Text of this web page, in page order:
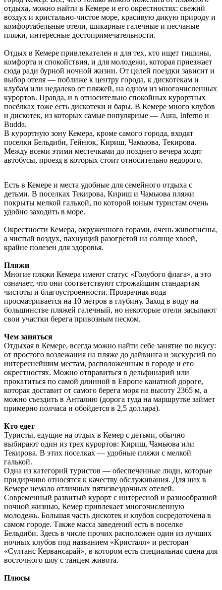
отдыха, можно найти в Кемере и его окрестностях: свежий
воздух и кристально-чистое море, красивую дикую природу и
комфортабельные отели, шикарные галечные и песчаные
пляжи, интересные достопримечательности.
Отдых в Кемере привлекателен и для тех, кто ищет тишины,
комфорта и спокойствия, и для молодежи, которая приезжает
сюда ради бурной ночной жизни. От целей поездки зависит и
выбор отеля — поближе к центру города, к дискотекам и
клубам или недалеко от пляжей, на одном из многочисленных
курортов. Правда, и в относительно спокойных курортных
посёлках тоже есть дискотеки и бары. В Кемере много клубов
и дискотек, из которых самые популярные — Aura, Inferno и
Budda.
В курортную зону Кемера, кроме самого города, входят
поселки Бельдиби, Гейнюк, Кириш, Чамьюва, Текирова.
Между всеми этими местечками до позднего вечера ходят
автобусы, проезд в которых стоит относительно недорого.
Есть в Кемере и места удобные для семейного отдыха с
детьми. В поселках Текирова, Кириш и Чамьюва пляжи
покрыты мелкой галькой, по которой юным туристам очень
удобно заходить в море.
Окрестности Кемера, окруженного горами, очень живописны,
а чистый воздух, пахнущий разогретой на солнце хвоей,
крайне полезен для здоровья.
Пляжи
Многие пляжи Кемера имеют статус «Голубого флага», а это
означает, что они соответствуют строжайшим стандартам
чистоты и благоустроенности. Прозрачная вода
просматривается на 10 метров в глубину. Заход в воду на
большинстве пляжей галечный, но некоторые отели засыпают
свои участки берега привозным песком.
Чем заняться
Отдыхая в Кемере, всегда можно найти себе занятие по вкусу:
от простого возлежания на пляже до дайвинга и экскурсий по
интереснейшим местам, расположенным в городе и его
окрестностях. Можно отправиться в дельфинарий или
прокатиться по самой длинной в Европе канатной дороге,
которая доставит от самого берега моря на высоту 2365 м, а
можно съездить в Анталию (дорога туда на маршрутке займет
примерно полчаса и обойдется в 2,5 доллара).
Кто едет
Туристы, едущие на отдых в Кемер с детьми, обычно
выбирают один из трех курортов: Кириш, Чамьюва или
Текирова. В этих поселках — удобные пляжи с мелкой
галькой.
Одна из категорий туристов — обеспеченные люди, которые
придирчиво относятся к качеству обслуживания. Для них в
Кемере немало отличных пятизвездочных отелей.
Современный развитый курорт с интересной и разнообразной
ночной жизнью, Кемер привлекает многочисленную
молодежь. Большая часть дискотек и клубов сосредоточена в
самом городе. Также масса заведений есть в поселке
Бельдиби. Здесь в числе прочих расположен один из лучших
ночных клубов под названием «Кристалл» и ресторан
«Султанс Кервансарай», в котором есть специальная сцена для
восточного шоу с танцем живота.
Плюсы